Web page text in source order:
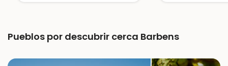
Pueblos por descubrir cerca Barbens